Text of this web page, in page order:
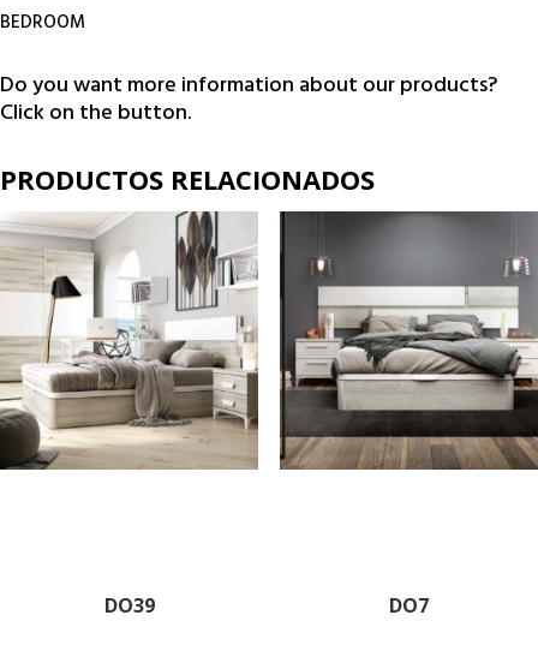
BEDROOM
Do you want more information about our products?
Click on the button.
PRODUCTOS RELACIONADOS
DO39 DO7